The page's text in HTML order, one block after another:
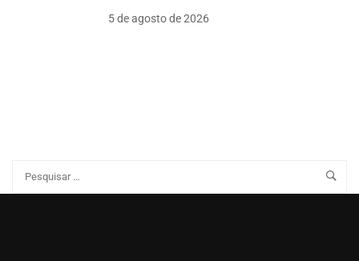
5 de agosto de 2026